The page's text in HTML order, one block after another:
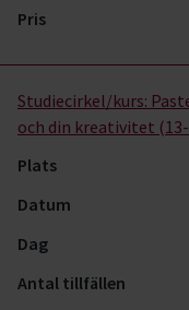
Pris
Studiecirkel/kurs:
och din kreativitet
Plats
Datum
Dag
Antal tillfällen